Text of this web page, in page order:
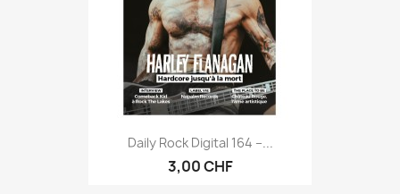
Daily Rock Digital 164 –...
3,00 CHF